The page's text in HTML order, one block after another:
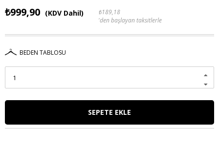
₺999,90 (KDV Dahil)
₺189,18
'den başlayan taksitlerle
BEDEN TABLOSU